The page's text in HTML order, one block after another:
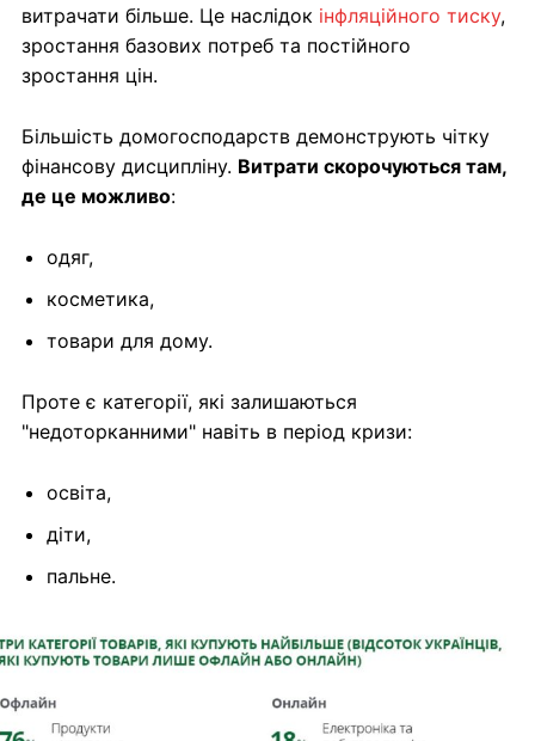
витрачати більше. Це наслідок інфляційного тиску,
зростання базових потреб та постійного
зростання цін.
Більшість домогосподарств демонструють чітку
фінансову дисципліну. Витрати скорочуються там,
де це можливо:
одяг,
косметика,
товари для дому.
Проте є категорії, які залишаються
"недоторканними" навіть в період кризи:
освіта,
діти,
пальне.